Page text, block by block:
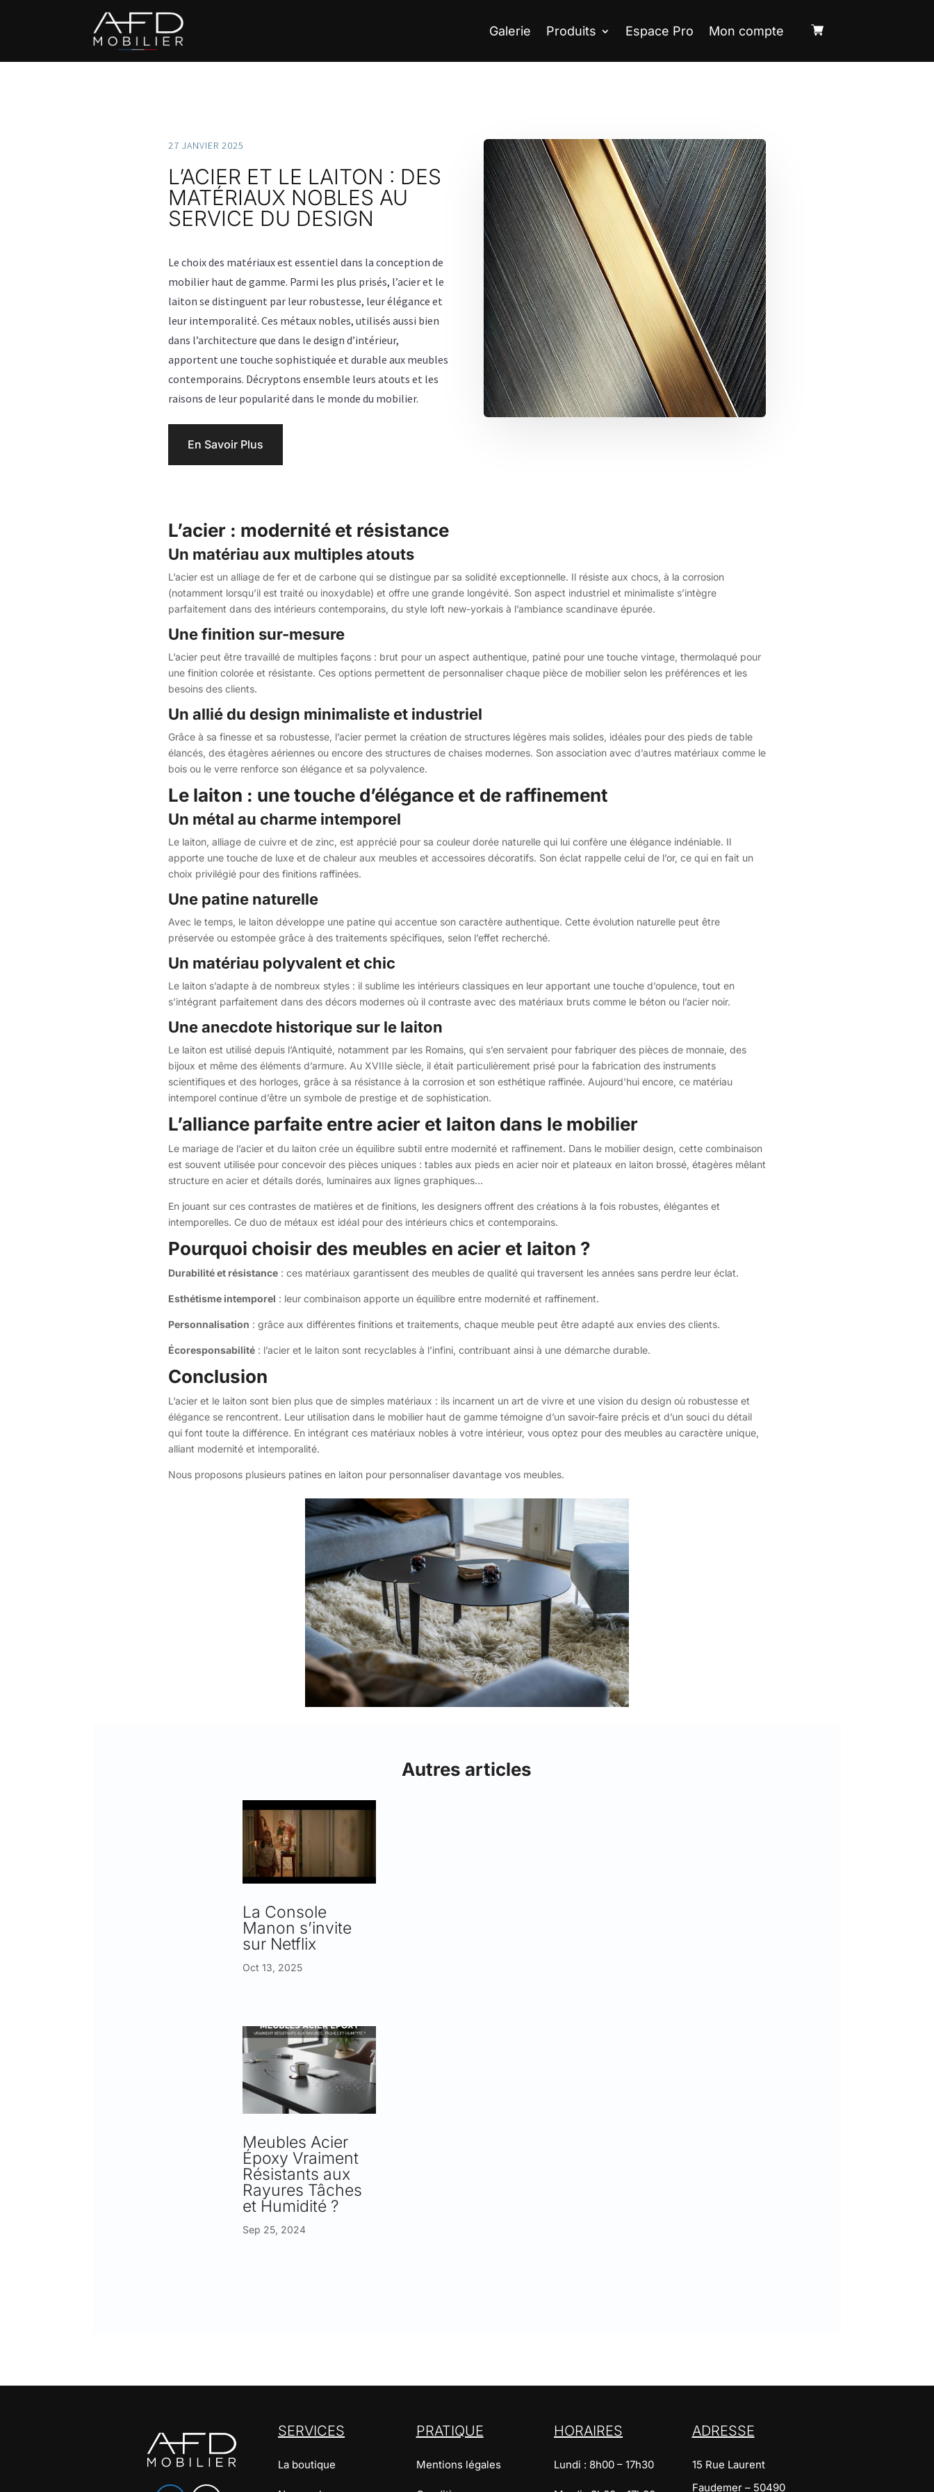
Galerie Produits Espace Pro Mon compte
27 JANVIER 2025
L’ACIER ET LE LAITON : DES
MATÉRIAUX NOBLES AU
SERVICE DU DESIGN
Le choix des matériaux est essentiel dans la conception de
mobilier haut de gamme. Parmi les plus prisés, l’acier et le
laiton se distinguent par leur robustesse, leur élégance et
leur intemporalité. Ces métaux nobles, utilisés aussi bien
dans l’architecture que dans le design d’intérieur,
apportent une touche sophistiquée et durable aux meubles
contemporains. Décryptons ensemble leurs atouts et les
raisons de leur popularité dans le monde du mobilier.
En Savoir Plus
L’acier : modernité et résistance
Un matériau aux multiples atouts
L’acier est un alliage de fer et de carbone qui se distingue par sa solidité exceptionnelle. Il résiste aux chocs, à la corrosion
(notamment lorsqu’il est traité ou inoxydable) et offre une grande longévité. Son aspect industriel et minimaliste s’intègre
parfaitement dans des intérieurs contemporains, du style loft new-yorkais à l’ambiance scandinave épurée.
Une finition sur-mesure
L’acier peut être travaillé de multiples façons : brut pour un aspect authentique, patiné pour une touche vintage, thermolaqué pour
une finition colorée et résistante. Ces options permettent de personnaliser chaque pièce de mobilier selon les préférences et les
besoins des clients.
Un allié du design minimaliste et industriel
Grâce à sa finesse et sa robustesse, l’acier permet la création de structures légères mais solides, idéales pour des pieds de table
élancés, des étagères aériennes ou encore des structures de chaises modernes. Son association avec d’autres matériaux comme le
bois ou le verre renforce son élégance et sa polyvalence.
Le laiton : une touche d’élégance et de raffinement
Un métal au charme intemporel
Le laiton, alliage de cuivre et de zinc, est apprécié pour sa couleur dorée naturelle qui lui confère une élégance indéniable. Il
apporte une touche de luxe et de chaleur aux meubles et accessoires décoratifs. Son éclat rappelle celui de l’or, ce qui en fait un
choix privilégié pour des finitions raffinées.
Une patine naturelle
Avec le temps, le laiton développe une patine qui accentue son caractère authentique. Cette évolution naturelle peut être
préservée ou estompée grâce à des traitements spécifiques, selon l’effet recherché.
Un matériau polyvalent et chic
Le laiton s’adapte à de nombreux styles : il sublime les intérieurs classiques en leur apportant une touche d’opulence, tout en
s’intégrant parfaitement dans des décors modernes où il contraste avec des matériaux bruts comme le béton ou l’acier noir.
Une anecdote historique sur le laiton
Le laiton est utilisé depuis l’Antiquité, notamment par les Romains, qui s’en servaient pour fabriquer des pièces de monnaie, des
bijoux et même des éléments d’armure. Au XVIIIe siècle, il était particulièrement prisé pour la fabrication des instruments
scientifiques et des horloges, grâce à sa résistance à la corrosion et son esthétique raffinée. Aujourd’hui encore, ce matériau
intemporel continue d’être un symbole de prestige et de sophistication.
L’alliance parfaite entre acier et laiton dans le mobilier
Le mariage de l’acier et du laiton crée un équilibre subtil entre modernité et raffinement. Dans le mobilier design, cette combinaison
est souvent utilisée pour concevoir des pièces uniques : tables aux pieds en acier noir et plateaux en laiton brossé, étagères mêlant
structure en acier et détails dorés, luminaires aux lignes graphiques…
En jouant sur ces contrastes de matières et de finitions, les designers offrent des créations à la fois robustes, élégantes et
intemporelles. Ce duo de métaux est idéal pour des intérieurs chics et contemporains.
Pourquoi choisir des meubles en acier et laiton ?
Durabilité et résistance: ces matériaux garantissent des meubles de qualité qui traversent les années sans perdre leur éclat.
Esthétisme intemporel : leur combinaison apporte un équilibre entre modernité et raffinement.
Personnalisation : grâce aux différentes finitions et traitements, chaque meuble peut être adapté aux envies des clients.
Écoresponsabilité: l’acier et le laiton sont recyclables à l’infini, contribuant ainsi à une démarche durable.
Conclusion
L’acier et le laiton sont bien plus que de simples matériaux : ils incarnent un art de vivre et une vision du design où robustesse et
élégance se rencontrent. Leur utilisation dans le mobilier haut de gamme témoigne d’un savoir-faire précis et d’un souci du détail
qui font toute la différence. En intégrant ces matériaux nobles à votre intérieur, vous optez pour des meubles au caractère unique,
alliant modernité et intemporalité.
Nous proposons plusieurs patines en laiton pour personnaliser davantage vos meubles.
Autres articles
La Console
Manon s’invite
sur Netflix
Oct 13, 2025
Meubles Acier
Époxy Vraiment
Résistants aux
Rayures Tâches
et Humidité ?
Sep 25, 2024
SERVICES
La boutique
PRATIQUE
Mentions légales
HORAIRES
Lundi : 8h00 – 17h30
ADRESSE
15 Rue Laurent
Faudemer – 50490